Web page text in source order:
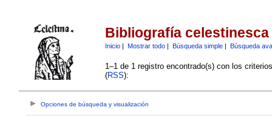
Bibliografía celestinesca
Inicio| Mostrar todo| Búsqueda simple| Búsqueda
1–1 de 1 registro encontrado(s) con los
(RSS):
Opciones de búsqueda y visualización